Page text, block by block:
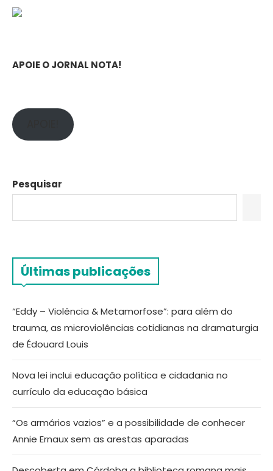
APOIE O JORNAL NOTA!
Pesquisar
Últimas publicações
“Eddy – Violência & Metamorfose”: para além do
trauma, as microviolências cotidianas na dramaturgia
de Édouard Louis
Nova lei inclui educação política e cidadania no
currículo da educação básica
“Os armários vazios” e a possibilidade de conhecer
Annie Ernaux sem as arestas aparadas